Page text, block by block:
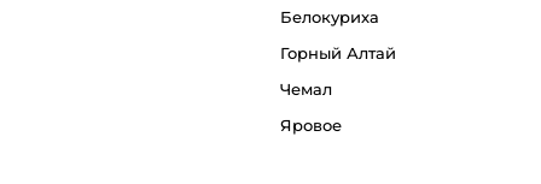
Белокуриха
Горный Алтай
Чемал
Яровое